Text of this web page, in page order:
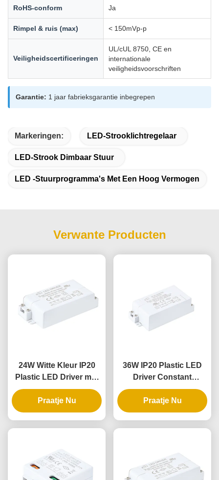
RoHS-conform Ja
Rimpel & ruis (max) < 150mVp-p
Veiligheidscertificeringen
UL/cUL 8750, CE en
internationale
veiligheidsvoorschriften
Garantie: 1 jaar fabrieksgarantie inbegrepen
Markeringen: LED-Strooklichtregelaar
LED-Strook Dimbaar Stuur
LED -stuurprogramma's Met Een Hoog Vermogen
Verwante Producten
24W Witte Kleur IP20
Plastic LED Driver met
Constante Spanning
voor Binnenverlichting
Praatje Nu
36W IP20 Plastic LED
Driver Constant
Spanning voor
binnenverlichting
Praatje Nu